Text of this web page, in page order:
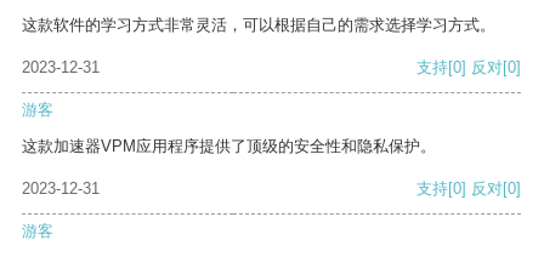
这款软件的学习方式非常灵活，可以根据自己的需求选择学习方式。
2023-12-31 支持[0] 反对[0]
游客
这款加速器VPM应用程序提供了顶级的安全性和隐私保护。
2023-12-31 支持[0] 反对[0]
游客